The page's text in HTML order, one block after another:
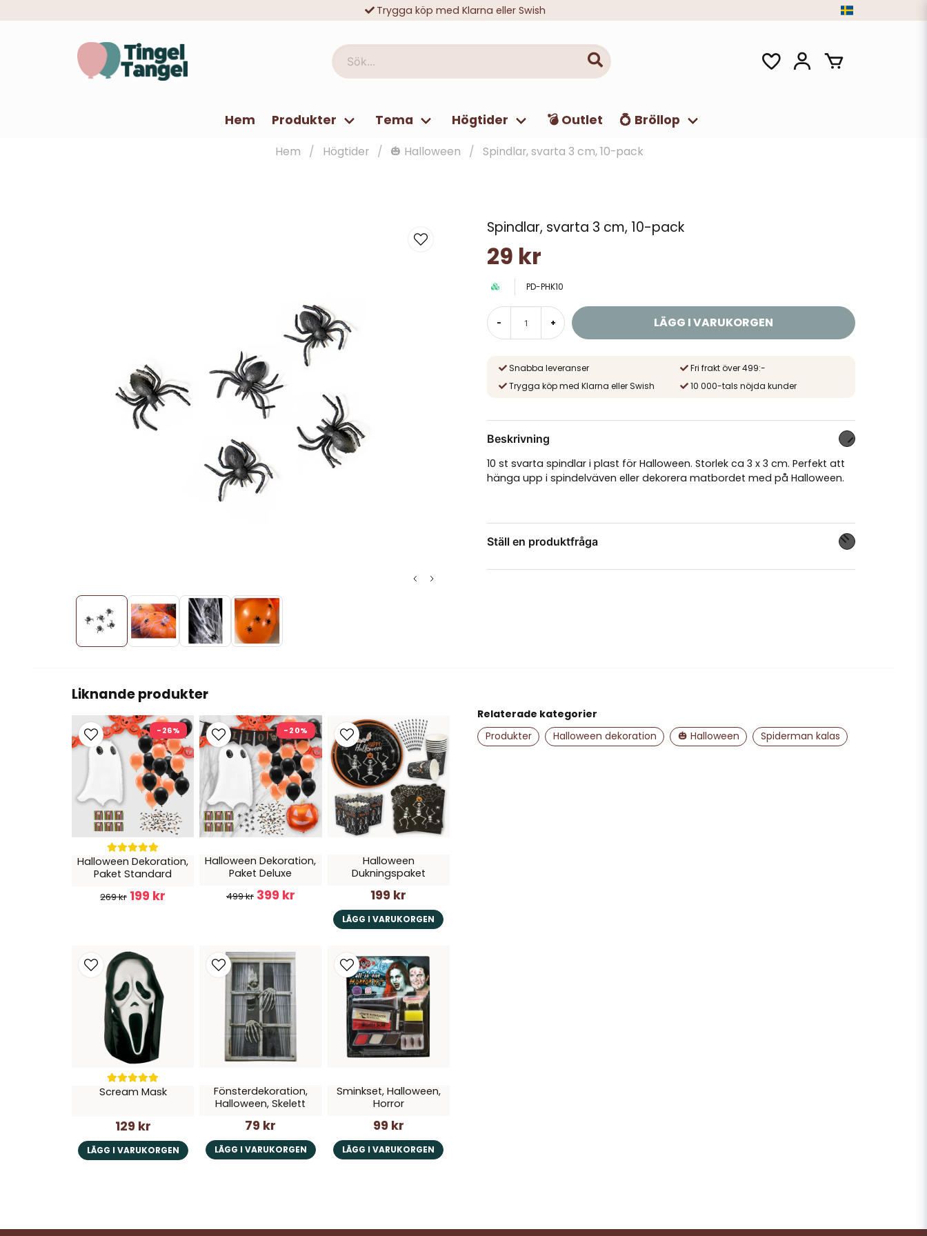
Trygga köp med Klarna eller Swish
Sök...
Hem Produkter Tema Högtider 💣 Outlet 💍 Bröllop
Hem Högtider 🎃 Halloween Spindlar, svarta 3 cm, 10-pack
Spindlar, svarta 3 cm, 10-pack
29 kr
PD-PHK10
- + LÄGG I VARUKORGEN
Snabba leveranser
Fri frakt över 499:-
Trygga köp med Klarna eller Swish
10 000-tals nöjda kunder
Beskrivning
10 st svarta spindlar i plast för Halloween. Storlek ca 3 x 3 cm. Perfekt att
hänga upp i spindelväven eller dekorera matbordet med på Halloween.
Ställ en produktfråga
Ja, ni får publicera min fråga
Liknande produkter
Halloween Dekoration,
Paket Standard
269 kr 199 kr
-26%
Halloween Dekoration,
Paket Deluxe
499 kr 399 kr
-20%
Halloween
Dukningspaket
199 kr
LÄGG I VARUKORGEN
Scream Mask
129 kr
LÄGG I VARUKORGEN
Fönsterdekoration,
Halloween, Skelett
79 kr
LÄGG I VARUKORGEN
Sminkset, Halloween,
Horror
99 kr
LÄGG I VARUKORGEN
Relaterade kategorier
Produkter
Halloween dekoration 🎃 Halloween Spiderman kalas